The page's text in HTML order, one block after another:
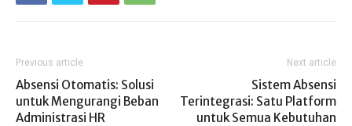
Previous article
Absensi Otomatis: Solusi
untuk Mengurangi Beban
Administrasi HR
Next article
Sistem Absensi
Terintegrasi: Satu Platform
untuk Semua Kebutuhan